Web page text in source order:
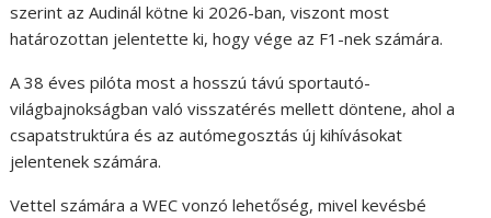
szerint az Audinál kötne ki 2026-ban, viszont most
határozottan jelentette ki, hogy vége az F1-nek számára.
A 38 éves pilóta most a hosszú távú sportautó-
világbajnokságban való visszatérés mellett döntene, ahol a
csapatstruktúra és az autómegosztás új kihívásokat
jelentenek számára.
Vettel számára a WEC vonzó lehetőség, mivel kevésbé